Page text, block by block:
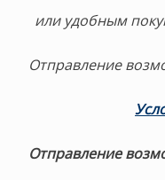
или удобным
Отправление
Отправление